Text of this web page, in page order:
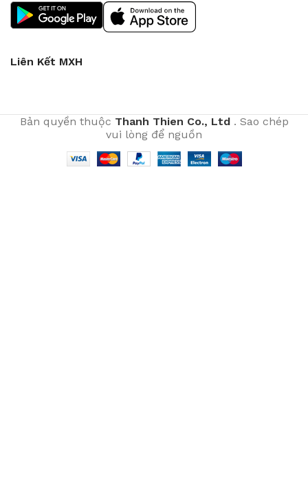
Liên Kết MXH
Bản quyền thuộc Thanh Thien Co., Ltd. Sao chép
vui lòng để nguồn